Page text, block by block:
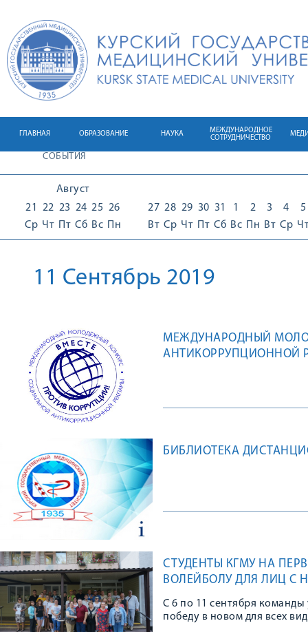
ГЛАВНАЯ ОБРАЗОВАНИЕ НАУКА
МЕЖДУНАРОДНОЕ
СОТРУДНИЧЕСТВО
СОБЫТИЯ
Август
21
Ср
22
Чт
23
Пт
24
Сб
25
Вс
26
Пн
27
Вт
28
Ср
29
Чт
30
Пт
31
Сб
1
Вс
2
Пн
3
Вт
4
Ср
5
11 Сентябрь 2019
МЕЖДУНАРОДНЫЙ
АНТИКОРРУПЦИОННОЙ
БИБЛИОТЕКА
СТУДЕНТЫ КГМУ НА
ВОЛЕЙБОЛУ ДЛЯ ЛИЦ С
С 6 по 11 сентября команды
победу в новом для всех